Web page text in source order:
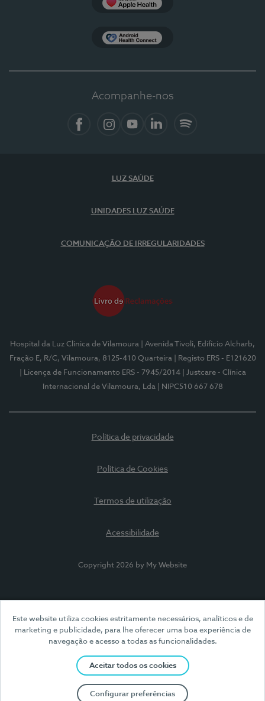
Este website utiliza cookies estritamente necessários, analíticos e de
marketing e publicidade, para lhe oferecer uma boa experiência de
navegação e acesso a todas as funcionalidades.
Aceitar todos os cookies
Configurar preferências
Acompanhe-nos
LUZ SAÚDE
UNIDADES LUZ SAÚDE
COMUNICAÇÃO DE IRREGULARIDADES
Hospital da Luz Clínica de Vilamoura
| Avenida Tivoli, Edifício Alcharb,
Fração E, R/C, Vilamoura, 8125-410 Quarteira
| Registo ERS - E121620
| Licença de Funcionamento ERS - 7945/2014
| Justcare - Clínica
Internacional de Vilamoura, Lda
| NIPC510 667 678
Política de privacidade
Política de Cookies
Termos de utilização
Acessibilidade
Copyright 2026 by My Website